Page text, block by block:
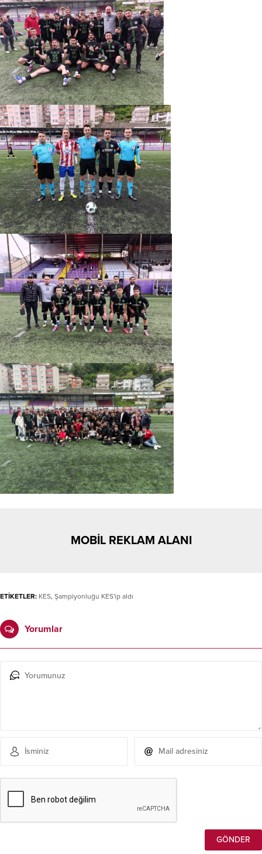
MOBİL REKLAM ALANI
ETİKETLER: KES, Şampiyonluğu KES'ip aldı
Yorumlar